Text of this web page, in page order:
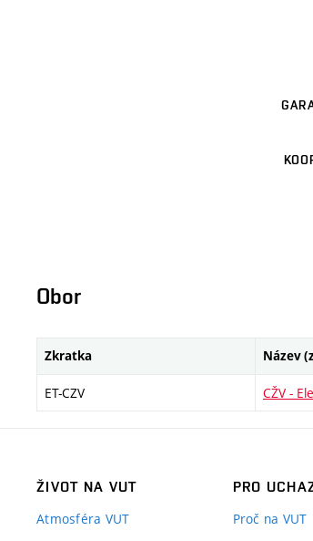
Obor
Zkratka Název
ET-CZV CŽV -
ŽIVOT NA VUT
Atmosféra VUT
PRO
Proč na VUT